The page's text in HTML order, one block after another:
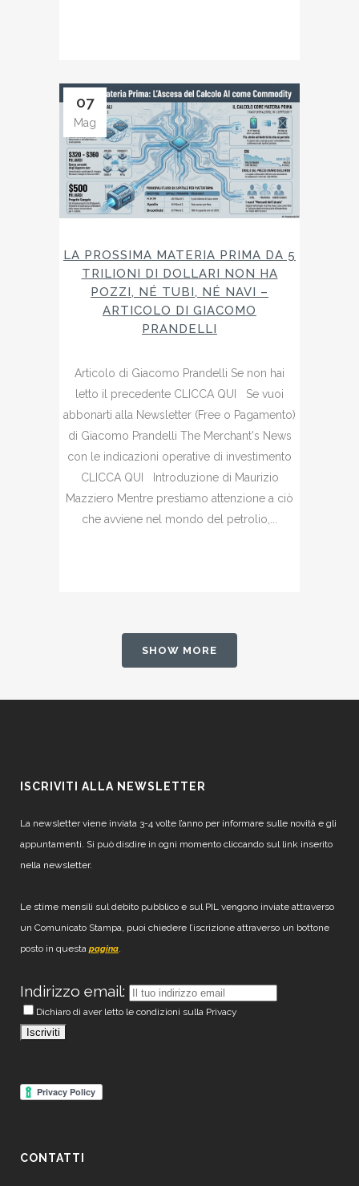
07
Mag
LA PROSSIMA MATERIA PRIMA DA 5
TRILIONI DI DOLLARI NON HA
POZZI, NÉ TUBI, NÉ NAVI –
ARTICOLO DI GIACOMO
PRANDELLI
Articolo di Giacomo Prandelli Se non hai
letto il precedente CLICCA QUI Se vuoi
abbonarti alla Newsletter (Free o Pagamento)
di Giacomo Prandelli The Merchant's News
con le indicazioni operative di investimento
CLICCA QUI Introduzione di Maurizio
Mazziero Mentre prestiamo attenzione a ciò
che avviene nel mondo del petrolio,...
SHOW MORE
ISCRIVITI ALLA NEWSLETTER
La newsletter viene inviata 3-4 volte l’anno per informare sulle novità e gli
appuntamenti. Si può disdire in ogni momento cliccando sul link inserito
nella newsletter.
Le stime mensili sul debito pubblico e sul PIL vengono inviate attraverso
un Comunicato Stampa, puoi chiedere l’iscrizione attraverso un bottone
posto in questa pagina.
Indirizzo email:
Dichiaro di aver letto le condizioni sulla Privacy
CONTATTI